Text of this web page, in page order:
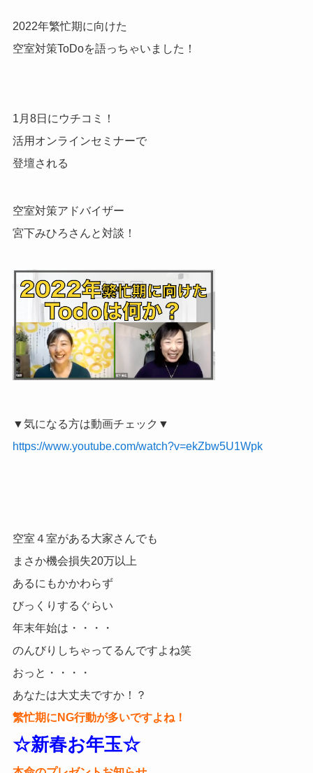
2022年繁忙期に向けた
空室対策ToDoを語っちゃいました！
1月8日にウチコミ！
活用オンラインセミナーで
登壇される
空室対策アドバイザー
宮下みひろさんと対談！
▼気になる方は動画チェック▼
https://www.youtube.com/watch?v=ekZbw5U1Wpk
空室４室がある大家さんでも
まさか機会損失20万以上
あるにもかかわらず
びっくりするぐらい
年末年始は・・・・
のんびりしちゃってるんですよね笑
おっと・・・・
あなたは大丈夫ですか！？
繁忙期にNG行動が多いですよね！
☆新春お年玉☆